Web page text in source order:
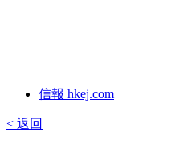
信報 hkej.com
< 返回